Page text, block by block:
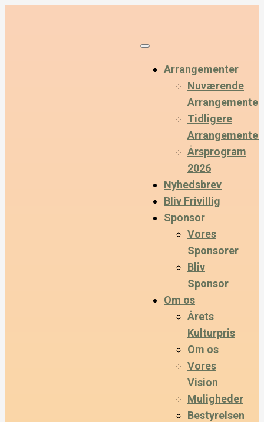
Arrangementer
Nuværende
Arrangementer
Tidligere
Arrangementer
Årsprogram
2026
Nyhedsbrev
Bliv Frivillig
Sponsor
Vores
Sponsorer
Bliv
Sponsor
Om os
Årets
Kulturpris
Om os
Vores
Vision
Muligheder
Bestyrelsen